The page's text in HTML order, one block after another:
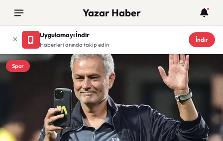
Yazar Haber
Uygulamayı İndir
Haberleri anında takip edin
İndir
Spor